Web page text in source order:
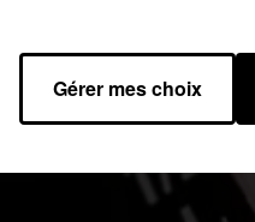
Gérer mes choix